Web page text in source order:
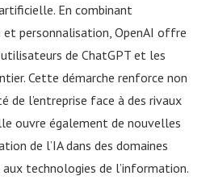
En combinant
personnalisation, OpenAI offre
de ChatGPT et les
Cette démarche renforce non
l’entreprise face à des rivaux
ouvre également de nouvelles
de l’IA dans des domaines
technologies de l’information.